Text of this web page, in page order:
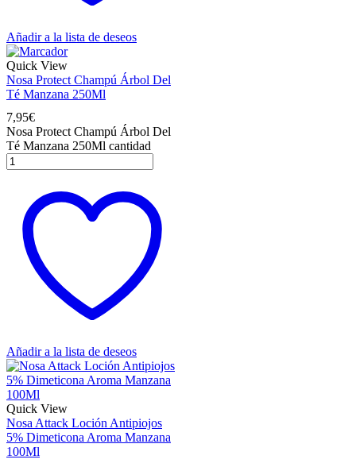
Añadir a la lista de deseos
Quick View
Nosa Protect Champú Árbol Del
Té Manzana 250Ml
7,95€
Nosa Protect Champú Árbol Del
Té Manzana 250Ml cantidad
Añadir a la lista de deseos
Quick View
Nosa Attack Loción Antipiojos
5% Dimeticona Aroma Manzana
100Ml